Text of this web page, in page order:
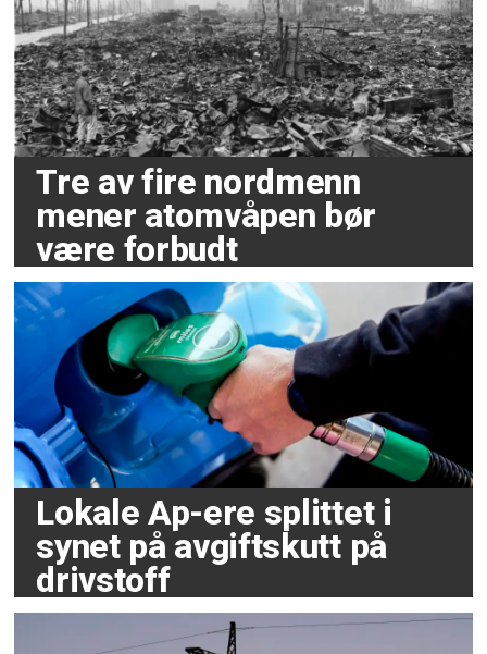
Tre av fire nordmenn
mener atomvåpen bør
være forbudt
Lokale Ap-ere splittet i
synet på avgiftskutt på
drivstoff